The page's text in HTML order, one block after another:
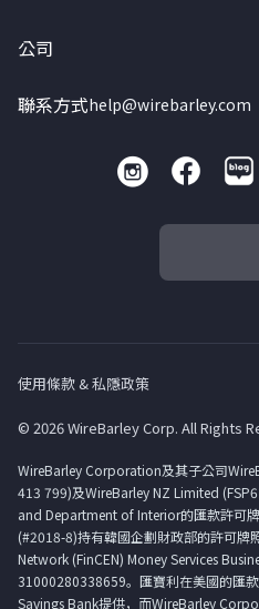
公司
聯系方式help@wirebarley.com
使用條款 & 私隱政策
© 2026 WireBarley Corp. All Rights
WireBarley Corporation及其子公司
413 799)及WireBarley NZ Limited
and Department of Interior的匯款許可
(#2018-8)持有韓國企劃財政部的許可牌
Network (FinCEN) Money Services
31000280338659。匯寶利在美國的匯
Savings Bank提供，而WireBarley